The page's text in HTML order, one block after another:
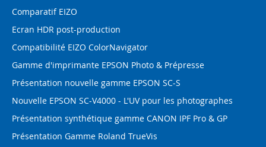
Comparatif EIZO
Ecran HDR post-production
Compatibilité EIZO ColorNavigator
Gamme d'imprimante EPSON Photo & Prépresse
Présentation nouvelle gamme EPSON SC-S
Nouvelle EPSON SC-V4000 - L'UV pour les photographes
Présentation synthétique gamme CANON IPF Pro & GP
Présentation Gamme Roland TrueVis